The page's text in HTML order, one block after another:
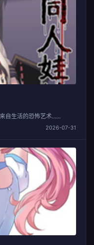
自生活的恐怖艺术......
2026-07-31